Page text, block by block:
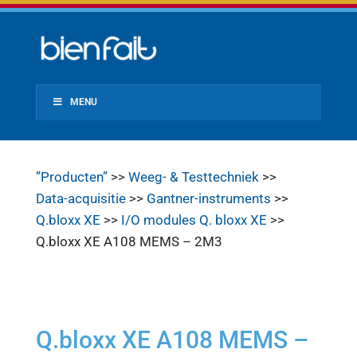
MENU
”Producten”>> Weeg- & Testtechniek>>
Data-acquisitie>> Gantner-instruments >>
Q.bloxx XE >> I/O modules Q. bloxx XE >>
Q.bloxx XE A108 MEMS – 2M3
Q.bloxx XE A108 MEMS –